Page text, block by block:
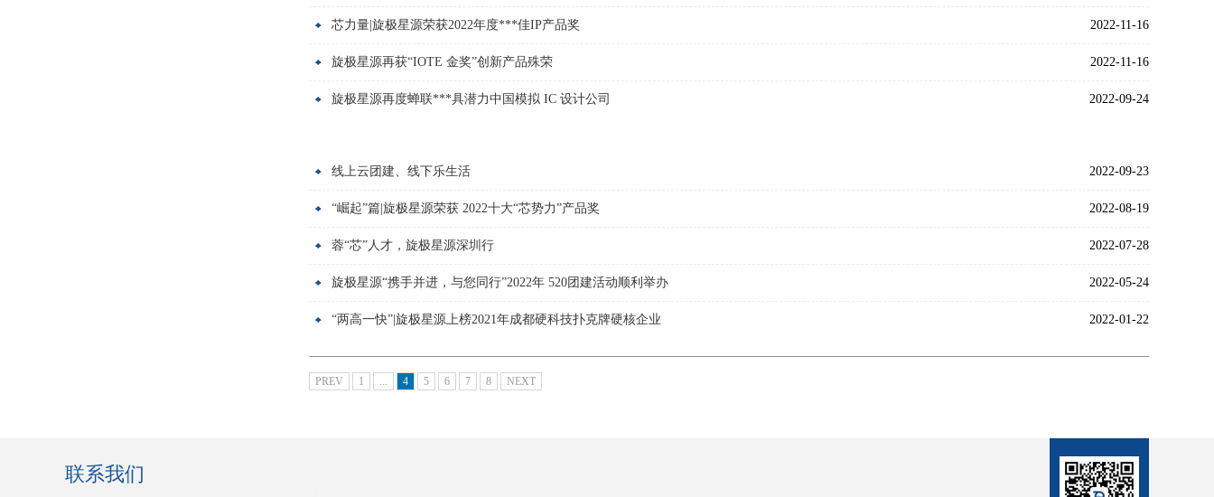
芯力量|旋极星源荣获2022年度***佳IP产品奖 2022-11-16
旋极星源再获“IOTE 金奖”创新产品殊荣 2022-11-16
旋极星源再度蝉联***具潜力中国模拟 IC 设计公司 2022-09-24
线上云团建、线下乐生活 2022-09-23
“崛起”篇|旋极星源荣获 2022十大“芯势力”产品奖 2022-08-19
蓉“芯”人才，旋极星源深圳行 2022-07-28
旋极星源“携手并进，与您同行”2022年 520团建活动顺利举办 2022-05-24
“两高一快”|旋极星源上榜2021年成都硬科技扑克牌硬核企业 2022-01-22
PREV 1 4 5 6 7 8 NEXT
联系我们